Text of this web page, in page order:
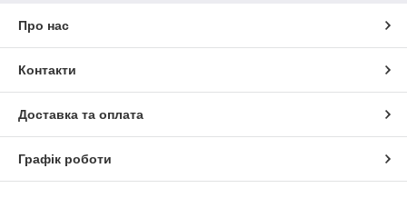
Про нас
Контакти
Доставка та оплата
Графік роботи